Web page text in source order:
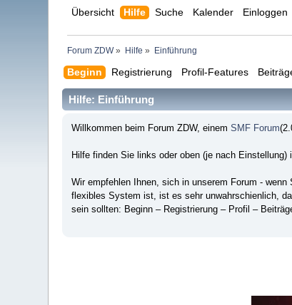
Übersicht Hilfe Suche Kalender Einloggen
Forum ZDW» Hilfe » Einführung
Beginn Registrierung Profil-Features
Hilfe: Einführung
Willkommen beim Forum ZDW, einem SMF Forum
Hilfe finden Sie links oder oben (je nach Einstellung)
Wir empfehlen Ihnen, sich in unserem Forum -
flexibles System ist, ist es sehr unwahrschienlich,
sein sollten: Beginn – Registrierung – Profil –